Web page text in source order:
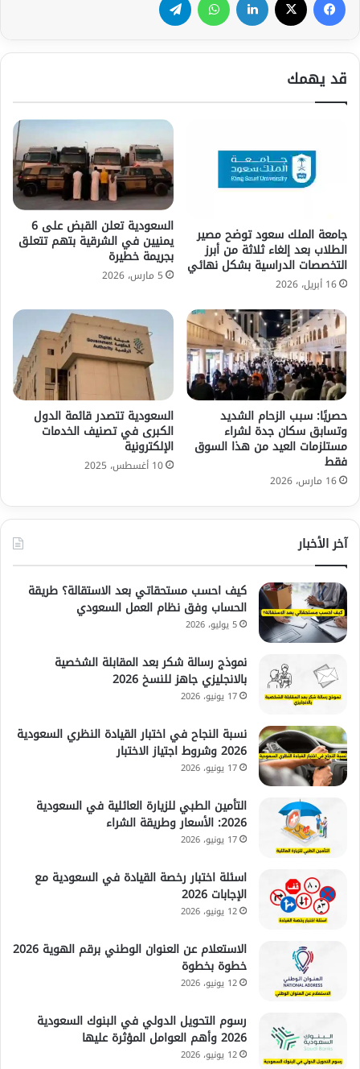
قد يهمك
جامعة الملك سعود توضح مصير
الطلاب بعد إلغاء ثلاثة من أبرز
التخصصات الدراسية بشكل نهائي
16 أبريل، 2026
السعودية تعلن القبض على 6
يمنيين في الشرقية بتهم تتعلق
بجريمة خطيرة
5 مارس، 2026
حصريًا: سبب الزحام الشديد
وتسابق سكان جدة لشراء
مستلزمات العيد من هذا السوق
فقط
16 مارس، 2026
السعودية تتصدر قائمة الدول
الكبرى في تصنيف الخدمات
الإلكترونية
10 أغسطس، 2025
آخر الأخبار
كيف احسب مستحقاتي بعد الاستقالة؟ طريقة
الحساب وفق نظام العمل السعودي
5 يوليو، 2026
نموذج رسالة شكر بعد المقابلة الشخصية
بالانجليزي جاهز للنسخ 2026
17 يونيو، 2026
نسبة النجاح في اختبار القيادة النظري السعودية
2026 وشروط اجتياز الاختبار
17 يونيو، 2026
التأمين الطبي للزيارة العائلية في السعودية
2026: الأسعار وطريقة الشراء
17 يونيو، 2026
اسئلة اختبار رخصة القيادة في السعودية مع
الإجابات 2026
12 يونيو، 2026
الاستعلام عن العنوان الوطني برقم الهوية 2026
خطوة بخطوة
12 يونيو، 2026
رسوم التحويل الدولي في البنوك السعودية
2026 وأهم العوامل المؤثرة عليها
12 يونيو، 2026